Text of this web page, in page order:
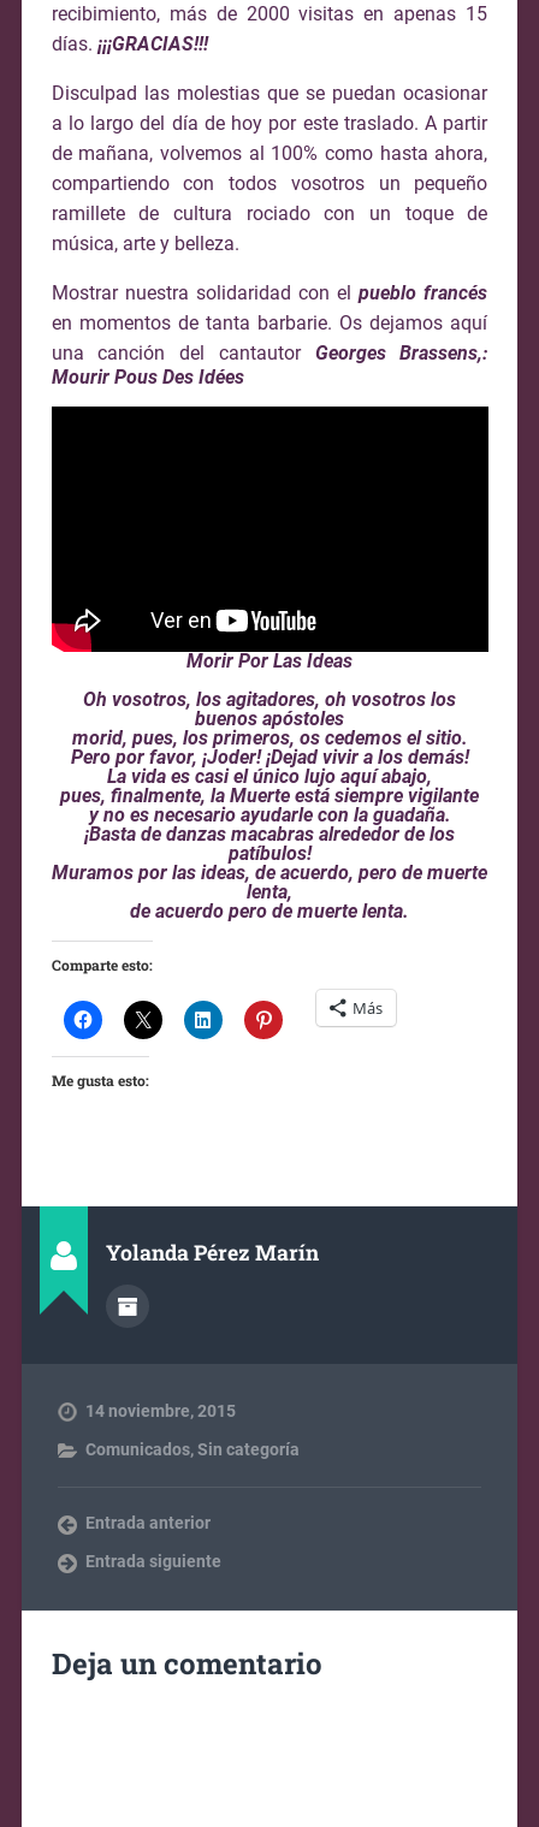
recibimiento, más de 2000 visitas en apenas 15
días. ¡¡¡GRACIAS!!!
Disculpad las molestias que se puedan ocasionar
a lo largo del día de hoy por este traslado. A partir
de mañana, volvemos al 100% como hasta ahora,
compartiendo con todos vosotros un pequeño
ramillete de cultura rociado con un toque de
música, arte y belleza.
Mostrar nuestra solidaridad con elpueblo francés
en momentos de tanta barbarie. Os dejamos aquí
una canción del cantautor Georges Brassens,:
Mourir Pous Des Idées
Morir Por Las Ideas
Oh vosotros, los agitadores, oh vosotros los
buenos apóstoles
morid, pues, los primeros, os cedemos el sitio.
Pero por favor, ¡Joder! ¡Dejad vivir a los demás!
La vida es casi el único lujo aquí abajo,
pues, finalmente, la Muerte está siempre vigilante
y no es necesario ayudarle con la guadaña.
¡Basta de danzas macabras alrededor de los
patíbulos!
Muramos por las ideas, de acuerdo, pero de muerte
lenta,
de acuerdo pero de muerte lenta.
Comparte esto:
Más
Me gusta esto:
Yolanda Pérez Marín
14 noviembre, 2015
Comunicados,Sin categoría
Entrada anterior
Entrada siguiente
Deja un comentario